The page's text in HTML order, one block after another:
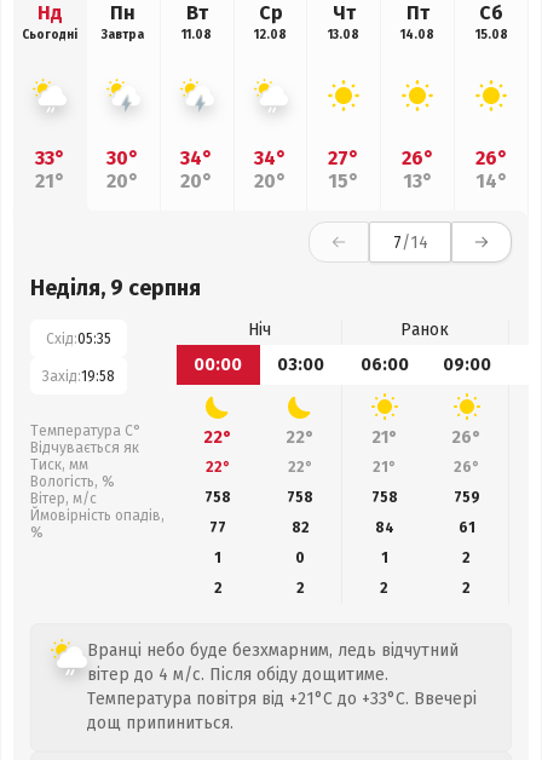
Нд
Сьогодні
33°
21°
Пн
Завтра
30°
20°
Вт
11.08
34°
20°
Ср
12.08
34°
20°
Чт
13.08
27°
15°
Пт
14.08
26°
13°
Сб
15.08
26°
14°
7/14
Неділя, 9 серпня
Схід:05:35
Захід:19:58
Температура С°
Відчувається як
Тиск, мм
Вологість, %
Вітер, м/с
Ймовірність опадів,
%
Ніч
Ранок
00:00
03:00 06:00 09:00
22° 22° 21° 26°
22° 22° 21° 26°
758
758 758 759
77
82 84 61
1
0 1
2
2
2 2 2
Вранці небо буде безхмарним, ледь відчутний
вітер до 4 м/с. Після обіду дощитиме.
Температура повітря від +21°C до +33°C. Ввечері
дощ припиниться.